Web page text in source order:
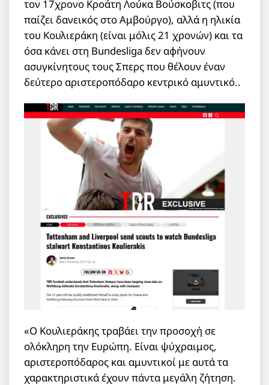
τον 17χρονο Κροάτη Λούκα Βούσκοβιτς (που
παίζει δανεικός στο Αμβούργο), αλλά η ηλικία
του Κουλιεράκη (είναι μόλις 21 χρονών) και τα
όσα κάνει στη Bundesliga δεν αφήνουν
ασυγκίνητους τους Σπερς που θέλουν έναν
δεύτερο αριστεροπόδαρο κεντρικό αμυντικό..
«Ο Κουλιεράκης τραβάει την προσοχή σε
ολόκληρη την Ευρώπη. Είναι ψύχραιμος,
αριστεροπόδαρος και αμυντικοί με αυτά τα
χαρακτηριστικά έχουν πάντα μεγάλη ζήτηση.